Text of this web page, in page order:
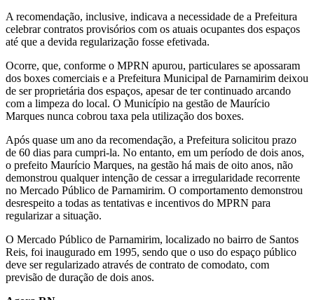
A recomendação, inclusive, indicava a necessidade de a Prefeitura
celebrar contratos provisórios com os atuais ocupantes dos espaços
até que a devida regularização fosse efetivada.
Ocorre, que, conforme o MPRN apurou, particulares se apossaram
dos boxes comerciais e a Prefeitura Municipal de Parnamirim deixou
de ser proprietária dos espaços, apesar de ter continuado arcando
com a limpeza do local. O Município na gestão de Maurício
Marques nunca cobrou taxa pela utilização dos boxes.
Após quase um ano da recomendação, a Prefeitura solicitou prazo
de 60 dias para cumpri-la. No entanto, em um período de dois anos,
o prefeito Maurício Marques, na gestão há mais de oito anos, não
demonstrou qualquer intenção de cessar a irregularidade recorrente
no Mercado Público de Parnamirim. O comportamento demonstrou
desrespeito a todas as tentativas e incentivos do MPRN para
regularizar a situação.
O Mercado Público de Parnamirim, localizado no bairro de Santos
Reis, foi inaugurado em 1995, sendo que o uso do espaço público
deve ser regularizado através de contrato de comodato, com
previsão de duração de dois anos.